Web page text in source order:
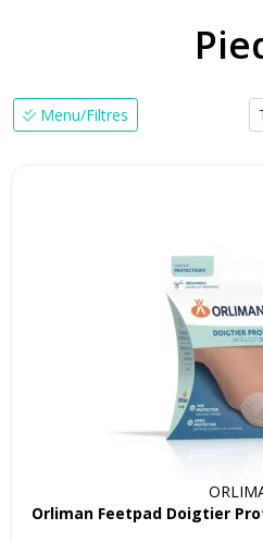
Menu/Filtres
Orliman Feetpad Doigtier